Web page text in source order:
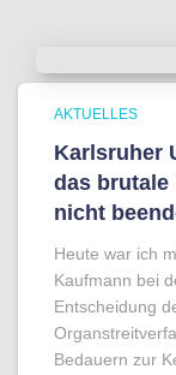
AKTUELLES
Karlsruher
das brutale
nicht
Heute war ich
Kaufmann bei
Entscheidung
Bedauern zur